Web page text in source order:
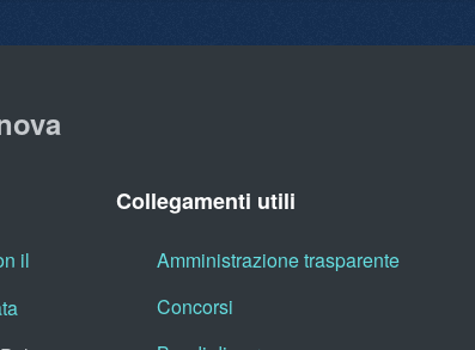
il
Collegamenti utili
Amministrazione trasparente
Concorsi